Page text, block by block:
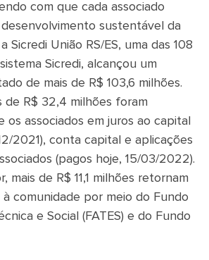
com que cada associado
sustentável da
Sicredi União RS/ES, uma das 108
Sicredi, alcançou um
de mais de R$ 103,6 milhões.
de R$ 32,4 milhões foram
associados em juros ao capital
2021), conta capital e aplicações
(pagos hoje, 15/03/2022).
mais de R$ 11,1 milhões retornam
à comunidade por meio do Fundo
e Social (FATES) e do Fundo